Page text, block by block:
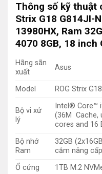
Thông số kỹ thuật
Strix G18 G814JI-
13980HX, Ram
4070 8GB, 18 inch
Hãng sãn
xuất
Asus
Model ROG Strix
Bộ vi xử
lý
Intel® Core™
(36M Cache,
cores and 16
Bộ nhớ
Ram
32GB
cắm nâng
Ổ cứng
1TB M.2